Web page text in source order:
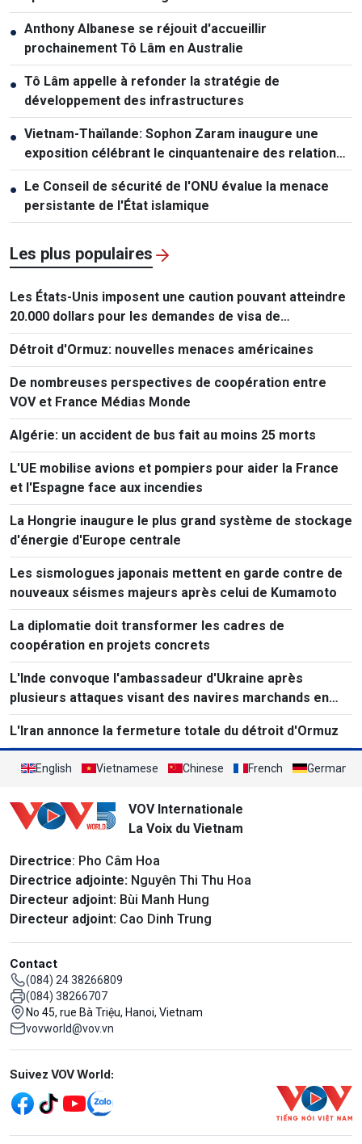
● Anthony Albanese se réjouit d'accueillir
prochainement Tô Lâm en Australie
● Tô Lâm appelle à refonder la stratégie de
développement des infrastructures
● Vietnam-Thaïlande: Sophon Zaram inaugure une
exposition célébrant le cinquantenaire des relations
diplomatiques
● Le Conseil de sécurité de l'ONU évalue la menace
persistante de l'État islamique
Les plus populaires
Les États-Unis imposent une caution pouvant atteindre
20.000 dollars pour les demandes de visa de
ressortissants de 50 pays
Détroit d'Ormuz: nouvelles menaces américaines
De nombreuses perspectives de coopération entre
VOV et France Médias Monde
Algérie: un accident de bus fait au moins 25 morts
L'UE mobilise avions et pompiers pour aider la France
et l'Espagne face aux incendies
La Hongrie inaugure le plus grand système de stockage
d'énergie d'Europe centrale
Les sismologues japonais mettent en garde contre de
nouveaux séismes majeurs après celui de Kumamoto
La diplomatie doit transformer les cadres de
coopération en projets concrets
L'Inde convoque l'ambassadeur d'Ukraine après
plusieurs attaques visant des navires marchands en
mer Noire.
L'Iran annonce la fermeture totale du détroit d'Ormuz
English Vietnamese Chinese French German
VOV Internationale
La Voix du Vietnam
Directrice: Pho Câm Hoa
Directrice adjointe: Nguyên Thi Thu Hoa
Directeur adjoint: Bùi Manh Hung
Directeur adjoint: Cao Dinh Trung
Contact
(084) 24 38266809
(084) 38266707
No 45, rue Bà Triệu, Hanoi, Vietnam
vovworld@vov.vn
Mạng xã hội
Suivez VOV World: